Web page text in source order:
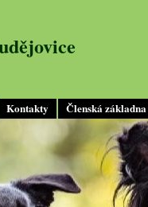
Kontakty Členská základna